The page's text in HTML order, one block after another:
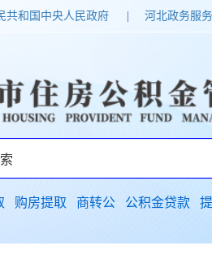
共和国中央人民政府 河北政务服
购房提取 商转公 公积金贷款